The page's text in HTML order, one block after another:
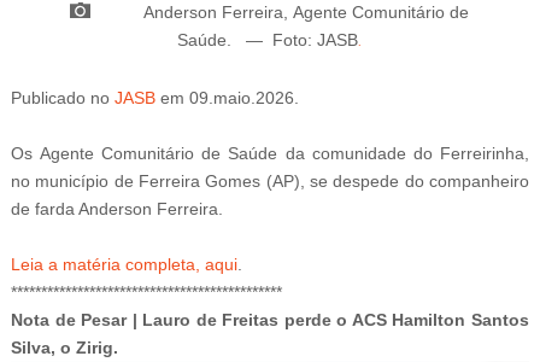
Anderson Ferreira,Agente Comunitário de
Saúde
— Foto: JASB
Publicado no JASB em 09.maio.2026.
OsAgente Comunitário de Saúde da comunidade do Ferreirinha,
no município de Ferreira Gomes (AP), se despede do companheiro
de farda Anderson Ferreira.
Leia a matéria completa, aqui.
*********************************************
Nota de Pesar | Lauro de Freitas perde o ACS Hamilton Santos
Silva, o Zirig.